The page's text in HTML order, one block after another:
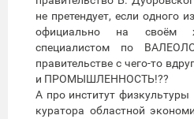
не претендует, если одного
официально на своём
специалистом по
правительстве с чего-то
и ПРОМЫШЛЕННОСТЬ!??
А про институт
куратора областной